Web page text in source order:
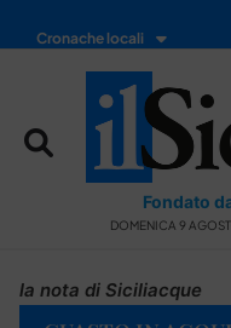
Cronache locali
Fondato
DOMENICA 9
la nota di Siciliacque